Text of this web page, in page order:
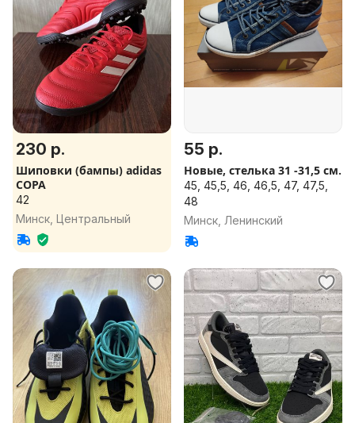
230 р.
Шиповки (бампы) adidas
COPA
42
Минск, Центральный
55 р.
Новые, стелька 31 -31,5 см.
45, 45,5, 46, 46,5, 47, 47,5,
48
Минск, Ленинский